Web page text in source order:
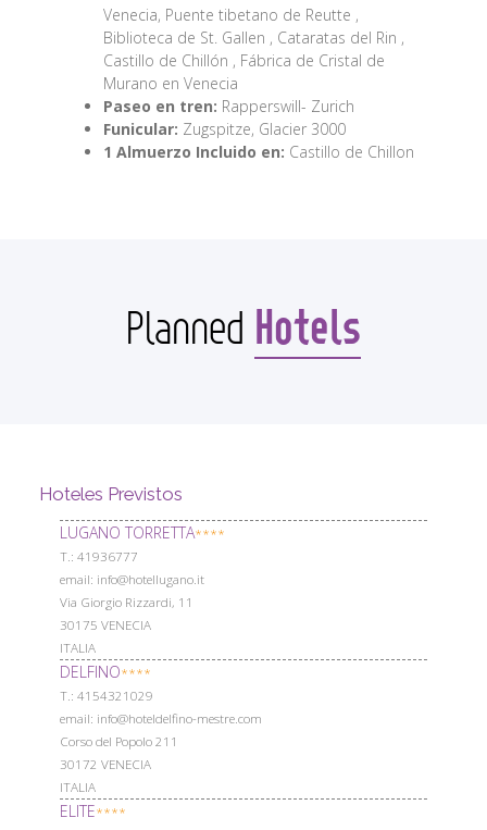
Venecia, Puente tibetano de Reutte ,
Biblioteca de St. Gallen , Cataratas del Rin ,
Castillo de Chillón , Fábrica de Cristal de
Murano en Venecia
Paseo en tren: Rapperswill- Zurich
Funicular: Zugspitze, Glacier 3000
1 Almuerzo Incluido en: Castillo de Chillon
Planned Hotels
Hoteles Previstos
LUGANO TORRETTA****
Т.: 41936777
email: info@hotellugano.it
Via Giorgio Rizzardi, 11
30175 VENECIA
ITALIA
DELFINO****
Т.: 4154321029
email: info@hoteldelfino-mestre.com
Corso del Popolo 211
30172 VENECIA
ITALIA
ELITE****